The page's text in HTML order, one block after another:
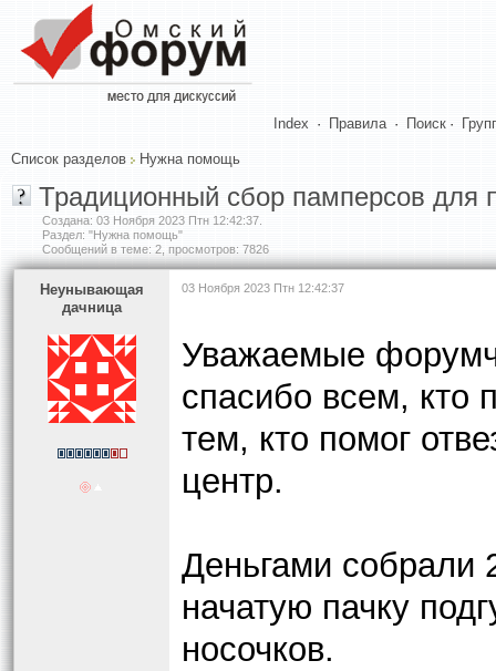
Index · Правила · Поиск ·
Список разделов Нужна помощь
Традиционный сбор памперсов для
Создана: 03 Ноября 2023 Птн 12:42:37
Раздел: "Нужна помощь"
Сообщений в теме: 2, просмотров: 7826
Heyнывaющая
дaчницa
03 Ноября 2023 Птн 12:42:37
Уважаемые
спасибо всем, кто
тем, кто помог
центр.
Деньгами
начатую пачку
носочков.